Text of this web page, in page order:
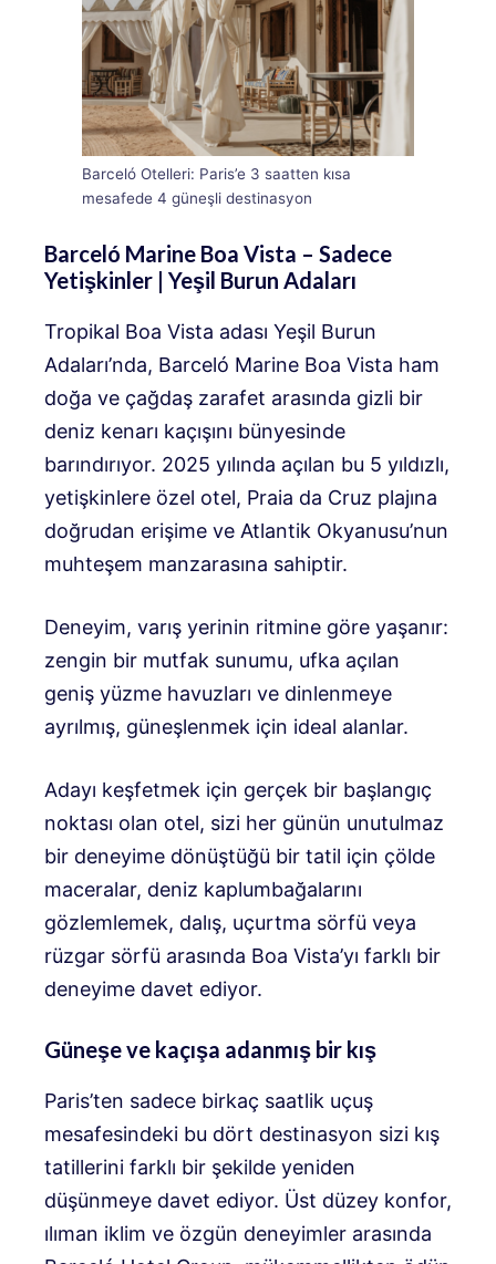
Barceló Otelleri: Paris’e 3 saatten kısa
mesafede 4 güneşli destinasyon
Barceló Marine Boa Vista – Sadece
Yetişkinler | Yeşil Burun Adaları
Tropikal Boa Vista adası Yeşil Burun
Adaları’nda, Barceló Marine Boa Vista ham
doğa ve çağdaş zarafet arasında gizli bir
deniz kenarı kaçışını bünyesinde
barındırıyor. 2025 yılında açılan bu 5 yıldızlı,
yetişkinlere özel otel, Praia da Cruz plajına
doğrudan erişime ve Atlantik Okyanusu’nun
muhteşem manzarasına sahiptir.
Deneyim, varış yerinin ritmine göre yaşanır:
zengin bir mutfak sunumu, ufka açılan
geniş yüzme havuzları ve dinlenmeye
ayrılmış, güneşlenmek için ideal alanlar.
Adayı keşfetmek için gerçek bir başlangıç ​​
noktası olan otel, sizi her günün unutulmaz
bir deneyime dönüştüğü bir tatil için çölde
maceralar, deniz kaplumbağalarını
gözlemlemek, dalış, uçurtma sörfü veya
rüzgar sörfü arasında Boa Vista’yı farklı bir
deneyime davet ediyor.
Güneşe ve kaçışa adanmış bir kış
Paris’ten sadece birkaç saatlik uçuş
mesafesindeki bu dört destinasyon sizi kış
tatillerini farklı bir şekilde yeniden
düşünmeye davet ediyor. Üst düzey konfor,
ılıman iklim ve özgün deneyimler arasında